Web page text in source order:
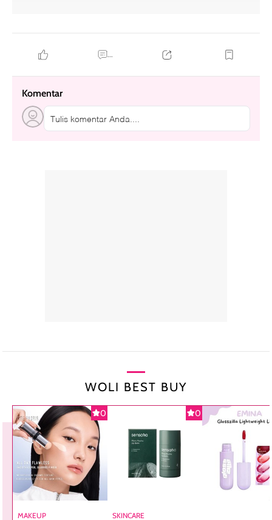
...
Komentar
Tulis komentar Anda....
WOLI BEST BUY
0
MAKEUP
0
SKINCARE